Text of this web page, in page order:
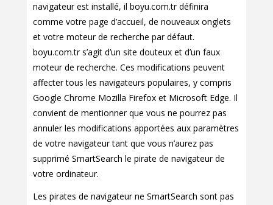
navigateur est installé, il boyu.com.tr définira
comme votre page d’accueil, de nouveaux onglets
et votre moteur de recherche par défaut.
boyu.com.tr s’agit d’un site douteux et d’un faux
moteur de recherche. Ces modifications peuvent
affecter tous les navigateurs populaires, y compris
Google Chrome Mozilla Firefox et Microsoft Edge. Il
convient de mentionner que vous ne pourrez pas
annuler les modifications apportées aux paramètres
de votre navigateur tant que vous n’aurez pas
supprimé SmartSearch le pirate de navigateur de
votre ordinateur.
Les pirates de navigateur ne SmartSearch sont pas